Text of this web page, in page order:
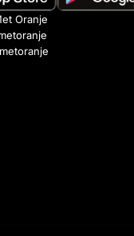
Oranje